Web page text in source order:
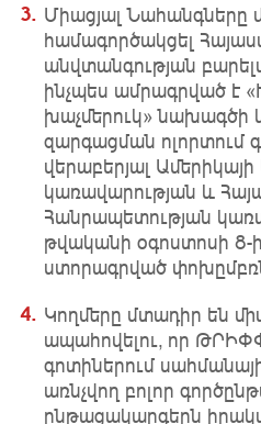
Միացյալ Նահանգները
համագործակցել
անվտանգության
ինչպես ամրագրված է
խաչմերուկ» նախագծի
զարգացման ոլորտում
վերաբերյալ
կառավարության և
Հանրապետության
թվականի օգոստոսի 8-
ստորագրված
Կողմերը մտադիր են
ապահովելու, որ
գոտիներում
առնչվող բոլոր
ընթացակարգերն